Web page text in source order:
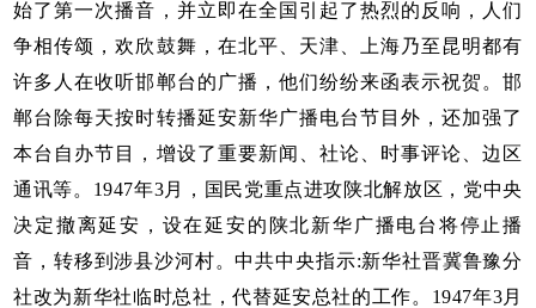
始了第一次播音，并立即在全国引起了热烈的反响，人们
争相传颂，欢欣鼓舞，在北平、天津、上海乃至昆明都有
许多人在收听邯郸台的广播，他们纷纷来函表示祝贺。邯
郸台除每天按时转播延安新华广播电台节目外，还加强了
本台自办节目，增设了重要新闻、社论、时事评论、边区
通讯等。1947年3月，国民党重点进攻陕北解放区，党中央
决定撤离延安，设在延安的陕北新华广播电台将停止播
音，转移到涉县沙河村。中共中央指示:新华社晋冀鲁豫分
社改为新华社临时总社，代替延安总社的工作。1947年3月